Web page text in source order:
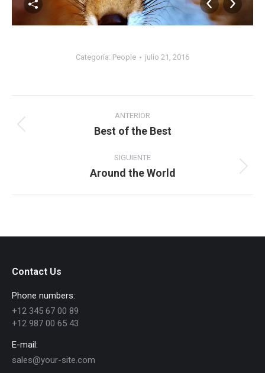
Categoría: People julio 21, 2016
entre
álbumes
ANTERIOR
Álbum
Best of the Best
SIGUIENTE
Álbum
Around the World
Contact Us
Phone numbers:
+12 345 67 00 89
+12 987 00 65 43
E-mail:
sales@your-site.com